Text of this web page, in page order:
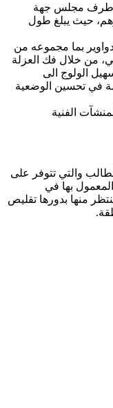
من طرف مجلس جهة
13.90 مليون درهم، حيث يبلغ طول
ان يكون للمشروع الذي يستهدف 9 دواوير بما مجموعه من
من خلال فك العزلة
الولوج الى
في تحسين الوضعية
الفنية
والتي تتوفر على
بها في
منها بدورها تقليص